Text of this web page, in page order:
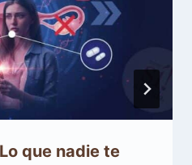
que nadie te